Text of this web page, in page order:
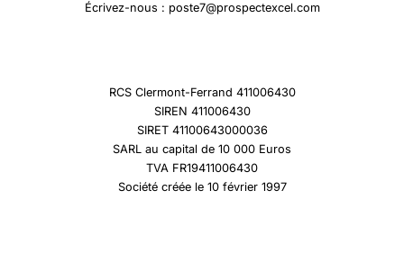
Écrivez-nous : poste7@prospectexcel.com
RCS Clermont-Ferrand 411006430
SIREN 411006430
SIRET 41100643000036
SARL au capital de 10 000 Euros
TVA FR19411006430
Société créée le 10 février 1997